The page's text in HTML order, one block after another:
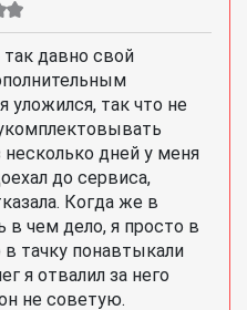
давно свой
уложился, так что не
дней у меня
до сервиса,
Когда же в
в чем дело, я просто в
тачку понавтыкали
я отвалил за него
не советую.